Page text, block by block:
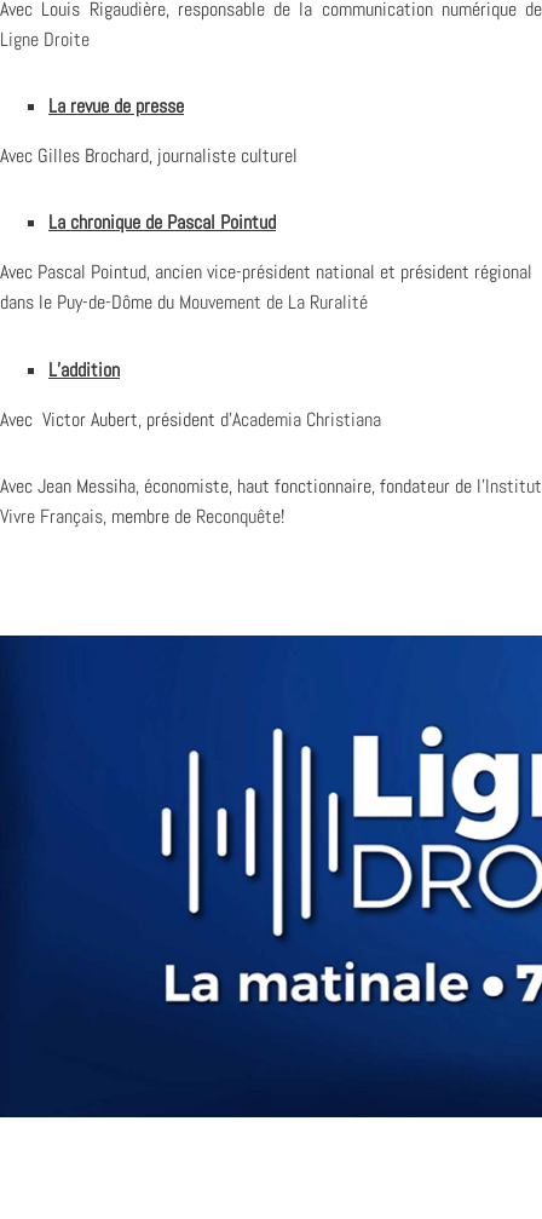
Avec Louis Rigaudière, responsable de la communication numérique de
Ligne Droite
La revue de presse
Avec Gilles Brochard, journaliste culturel
La chronique de Pascal Pointud
Avec Pascal Pointud, ancien vice-président national et président régional
dans le Puy-de-Dôme du Mouvement de La Ruralité
L’addition
Avec Victor Aubert, président d’Academia Christiana
Avec Jean Messiha, économiste, haut fonctionnaire, fondateur de l’Institut
Vivre Français, membre de Reconquête!